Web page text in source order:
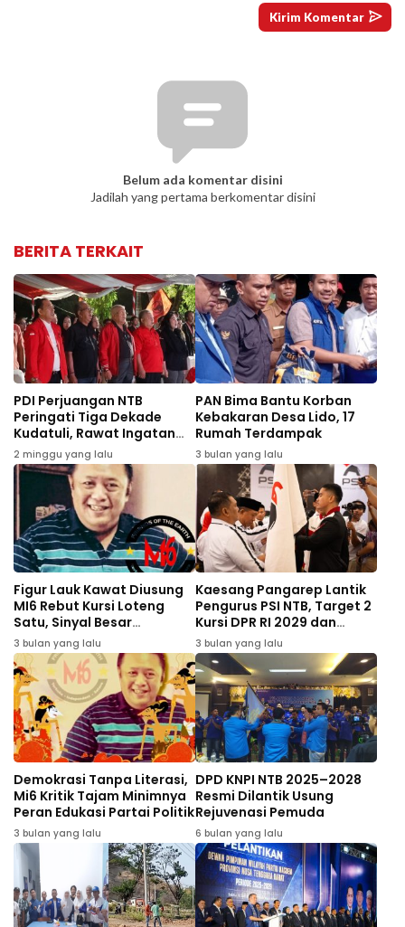
Belum ada komentar disini
Jadilah yang pertama berkomentar disini
BERITA TERKAIT
PDI Perjuangan NTB
Peringati Tiga Dekade
Kudatuli, Rawat Ingatan
Demokrasi
2 minggu yang lalu
PAN Bima Bantu Korban
Kebakaran Desa Lido, 17
Rumah Terdampak
3 bulan yang lalu
Figur Lauk Kawat Diusung
MI6 Rebut Kursi Loteng
Satu, Sinyal Besar
Perubahan Politik
3 bulan yang lalu
Kaesang Pangarep Lantik
Pengurus PSI NTB, Target 2
Kursi DPR RI 2029 dan
Perkuat Struktur hingga
Desa
3 bulan yang lalu
Demokrasi Tanpa Literasi,
Mi6 Kritik Tajam Minimnya
Peran Edukasi Partai Politik
3 bulan yang lalu
DPD KNPI NTB 2025–2028
Resmi Dilantik Usung
Rejuvenasi Pemuda
6 bulan yang lalu